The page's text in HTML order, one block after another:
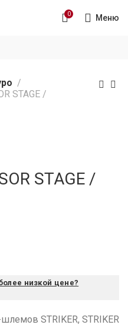
0 Меню
STAGE /
STAGE /
низкой цене?
STRIKER, STRIKER